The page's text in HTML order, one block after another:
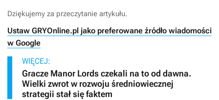
Dziękujemy za przeczytanie artykułu.
Ustaw GRYOnline.pl jako preferowane źródło wiadomości
w Google
WIĘCEJ:
Gracze Manor Lords czekali na to od dawna.
Wielki zwrot w rozwoju średniowiecznej
strategii stał się faktem